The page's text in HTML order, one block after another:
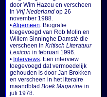
door Wim Hazeu en verscheen
in Vrij Nederland op 26
november 1988.
•Algemeen: Biografie
toegevoegd van Rob Molin en
Willem Sinninghe Damsté die
verscheen in Kritisch Literatuur
Lexicon in februari 1996.
• Interviews: Een interview
toegevoegd dat vermoedelijk
gehouden is door Jan Brokken
en verscheen in het literaire
maandblad Boek Magazine in
juli 1978.